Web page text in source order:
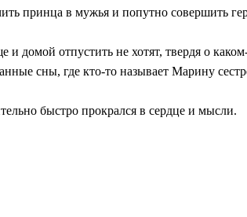
принца в мужья и попутно совершить
домой отпустить не хотят, твердя о
сны, где кто-то называет Марину
быстро прокрался в сердце и мысли.